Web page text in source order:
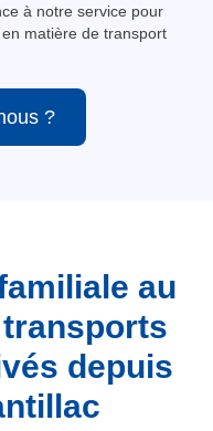
à notre service pour
matière de transport
?
au
depuis